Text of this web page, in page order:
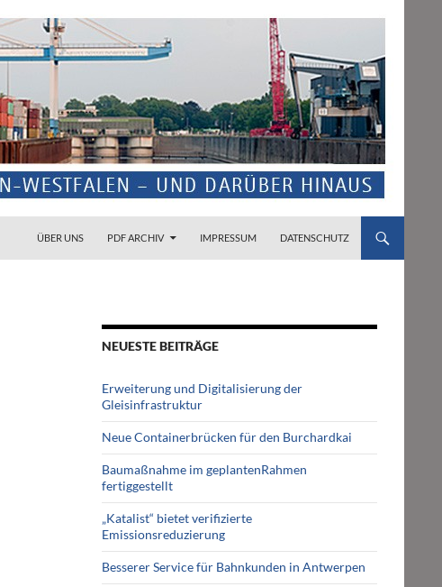
ÜBER UNS
PDF ARCHIV IMPRESSUM DATENSCHUTZ
NEUESTE BEITRÄGE
Erweiterung und Digitalisierung der
Gleisinfrastruktur
Neue Containerbrücken für den Burchardkai
Baumaßnahme im geplantenRahmen
fertiggestellt
„Katalist“ bietet verifizierte
Emissionsreduzierung
Besserer Service für Bahnkunden in Antwerpen